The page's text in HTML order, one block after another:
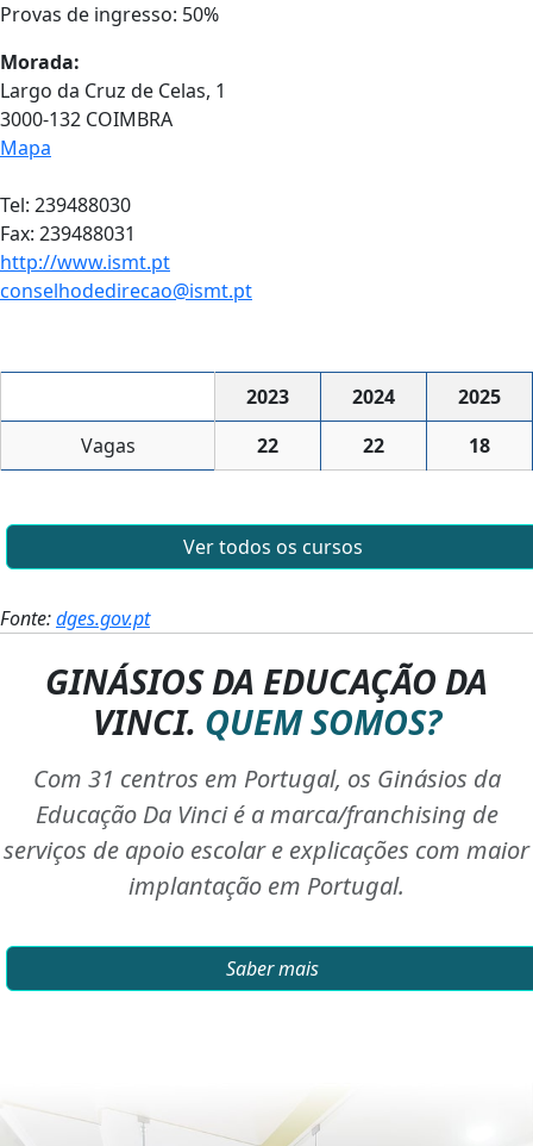
Provas de ingresso: 50%
Morada:
Largo da Cruz de Celas, 1
3000-132 COIMBRA
Mapa
Tel: 239488030
Fax: 239488031
http://www.ismt.pt
conselhodedirecao@ismt.pt
2023 2024
2025
Vagas
22 22 18
Ver todos os cursos
Fonte:dges.gov.pt
GINÁSIOS DA EDUCAÇÃO DA
VINCI. QUEM SOMOS?
Com 31 centros em Portugal, os Ginásios da
Educação Da Vinci é a marca/franchising de
serviços de apoio escolar e explicações com maior
implantação em Portugal.
Saber mais